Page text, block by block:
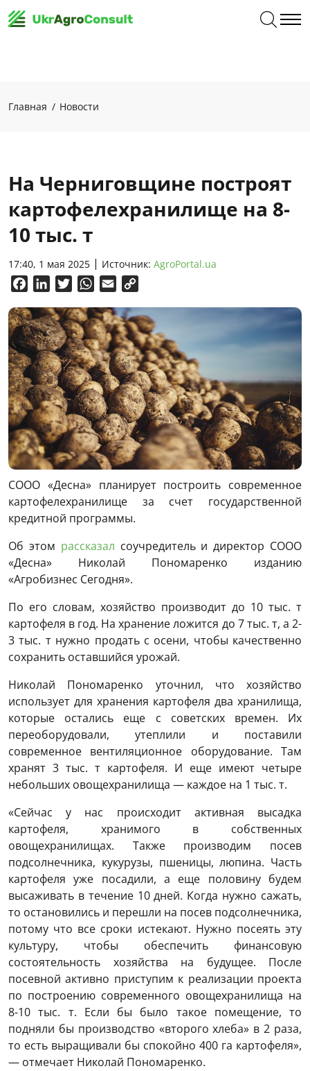
Главная Новости
На Черниговщине построят
картофелехранилище на 8-
10 тыс. т
17:40, 1 мая 2025 Источник: AgroPortal.ua
FacebookLinkedInTwitterWhatsApp
Email
СООО «Десна» планирует построить современное
картофелехранилище за счет государственной
кредитной программы.
Об этом рассказал соучредитель и директор СООО
«Десна» Николай Пономаренко изданию
«Агробизнес Сегодня».
По его словам, хозяйство производит до 10 тыс. т
картофеля в год. На хранение ложится до 7 тыс. т, а 2-
3 тыс. т нужно продать с осени, чтобы качественно
сохранить оставшийся урожай.
Николай Пономаренко уточнил, что хозяйство
использует для хранения картофеля два хранилища,
которые остались еще с советских времен. Их
переоборудовали, утеплили и поставили
современное вентиляционное оборудование. Там
хранят 3 тыс. т картофеля. И еще имеют четыре
небольших овощехранилища — каждое на 1 тыс. т.
«Сейчас у нас происходит активная высадка
картофеля, хранимого в собственных
овощехранилищах. Также производим посев
подсолнечника, кукурузы, пшеницы, люпина. Часть
картофеля уже посадили, а еще половину будем
высаживать в течение 10 дней. Когда нужно сажать,
то остановились и перешли на посев подсолнечника,
потому что все сроки истекают. Нужно посеять эту
культуру, чтобы обеспечить финансовую
состоятельность хозяйства на будущее. После
посевной активно приступим к реализации проекта
по построению современного овощехранилища на
8-10 тыс. т. Если бы было такое помещение, то
подняли бы производство «второго хлеба» в 2 раза,
то есть выращивали бы спокойно 400 га картофеля»,
— отмечает Николай Пономаренко.